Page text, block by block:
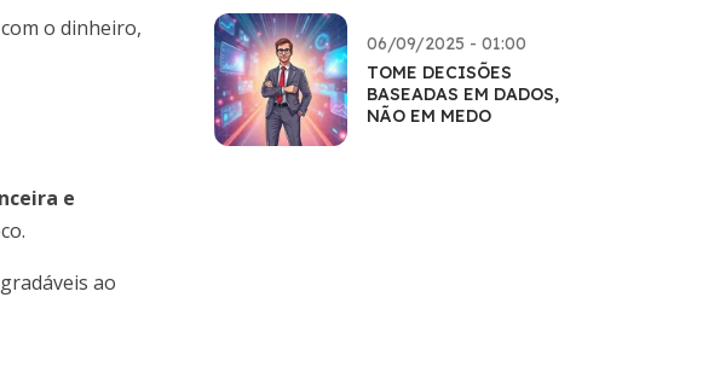
o dinheiro,
e
ao
06/09/2025 - 01:00
TOME DECISÕES
BASEADAS EM DADOS,
NÃO EM MEDO